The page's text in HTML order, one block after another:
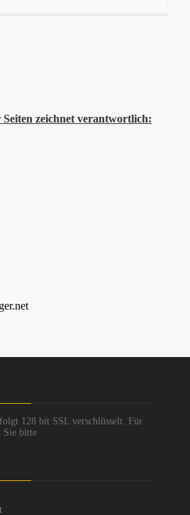
zeichnet verantwortlich:
128 bit SSL verschlüsselt. Für
Sie bitte